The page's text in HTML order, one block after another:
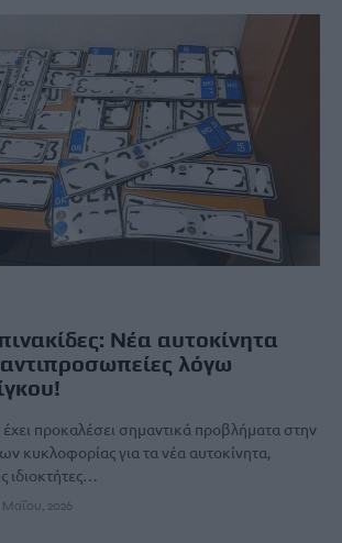
Νέα αυτοκίνητα
λόγω
προκαλέσει σημαντικά προβλήματα στην
κυκλοφορίας για τα νέα αυτοκίνητα,
ιδιοκτήτες…
Μαΐου, 2026